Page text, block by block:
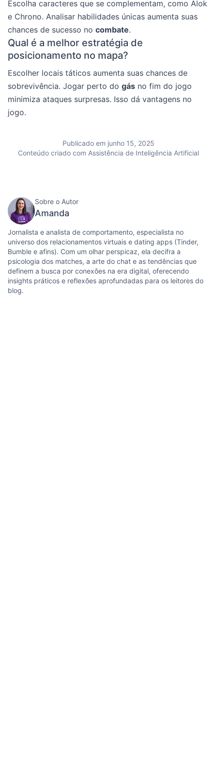
Escolha caracteres que se complementam, como Alok
e Chrono. Analisar habilidades únicas aumenta suas
chances de sucesso no combate.
Qual é a melhor estratégia de
posicionamento no mapa?
Escolher locais táticos aumenta suas chances de
sobrevivência. Jogar perto do gás no fim do jogo
minimiza ataques surpresas. Isso dá vantagens no
jogo.
Publicado em junho 15, 2025
Conteúdo criado com Assistência de Inteligência Artificial
Sobre o Autor
Amanda
Jornalista e analista de comportamento, especialista no
universo dos relacionamentos virtuais e dating apps (Tinder,
Bumble e afins). Com um olhar perspicaz, ela decifra a
psicologia dos matches, a arte do chat e as tendências que
definem a busca por conexões na era digital, oferecendo
insights práticos e reflexões aprofundadas para os leitores do
blog.